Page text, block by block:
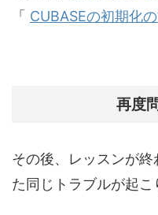
「 CUBASEの初期化
再度
その後、レッスンが
た同じトラブルが起こ